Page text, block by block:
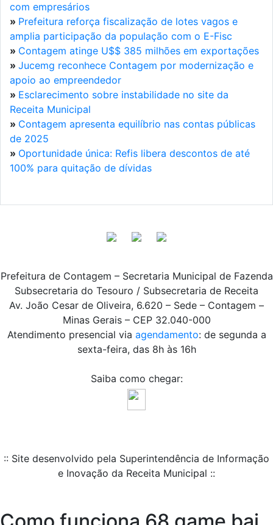
com empresários
» Prefeitura reforça fiscalização de lotes vagos e
amplia participação da população com o E-Fisc
» Contagem atinge U$$ 385 milhões em exportações
» Jucemg reconhece Contagem por modernização e
apoio ao empreendedor
» Esclarecimento sobre instabilidade no site da
Receita Municipal
» Contagem apresenta equilíbrio nas contas públicas
de 2025
» Oportunidade única: Refis libera descontos de até
100% para quitação de dívidas
Prefeitura de Contagem – Secretaria Municipal de Fazenda
Subsecretaria do Tesouro / Subsecretaria de Receita
Av. João Cesar de Oliveira, 6.620 – Sede – Contagem –
Minas Gerais – CEP 32.040-000
Atendimento presencial via agendamento: de segunda a
sexta-feira, das 8h às 16h
Saiba como chegar:
:: Site desenvolvido pela Superintendência de Informação
e Inovação da Receita Municipal ::